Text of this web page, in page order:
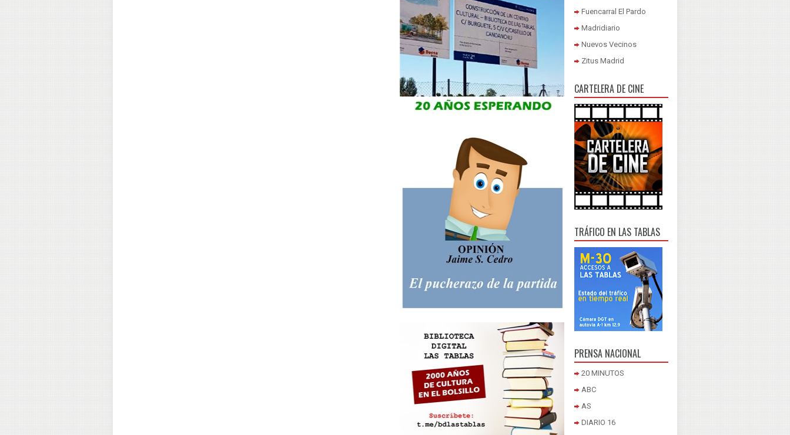
Fuencarral El Pardo
Madridiario
Nuevos Vecinos
Zitus Madrid
CARTELERA DE CINE
TRÁFICO EN LAS TABLAS
PRENSA NACIONAL
20 MINUTOS
ABC
AS
DIARIO 16